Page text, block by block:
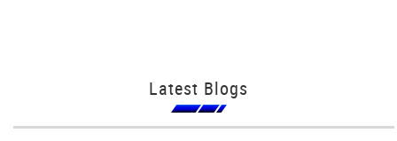
Latest Blogs